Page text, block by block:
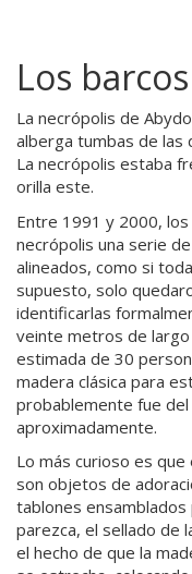
Los
La necrópolis de
alberga tumbas de las
La necrópolis estaba
orilla este.
Entre 1991 y 2000,
necrópolis una serie
alineados, como si
supuesto, solo
identificarlas
veinte metros de largo
estimada de 30
madera clásica para
probablemente fue del
aproximadamente.
Lo más curioso es
son objetos de
tablones
parezca, el sellado de
el hecho de que la